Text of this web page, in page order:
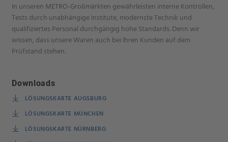
In unseren METRO-Großmärkten gewährleisten interne Kontrollen,
Tests durch unabhängige Institute, modernste Technik und
qualifiziertes Personal durchgängig hohe Standards. Denn wir
wissen, dass unsere Waren auch bei Ihren Kunden auf dem
Prüfstand stehen.
Downloads
LÖSUNGSKARTE AUGSBURG
LÖSUNGSKARTE MÜNCHEN
LÖSUNGSKARTE NÜRNBERG